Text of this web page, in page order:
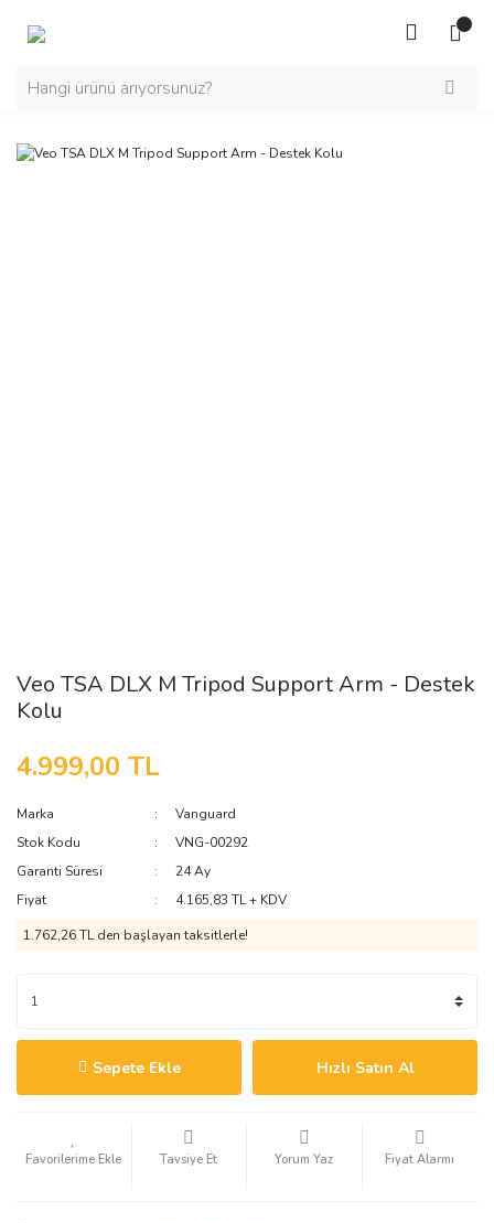
Veo TSA DLX M Tripod Support Arm - Destek
Kolu
4.999,00 TL
Marka
Vanguard
Stok Kodu
VNG-00292
Garanti Süresi
24 Ay
Fiyat
4.165,83 TL + KDV
1.762,26 TL den başlayan taksitlerle!
Sepete Ekle Hızlı Satın Al
Tavsiye Et Yorum Yaz Fiyat Alarmı